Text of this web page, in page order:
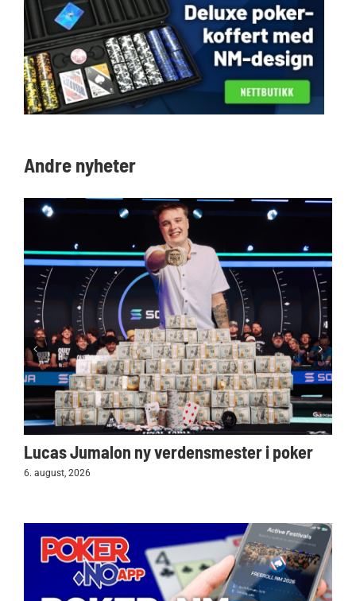
Andre nyheter
Lucas Jumalon ny verdensmester i poker
6. august, 2026